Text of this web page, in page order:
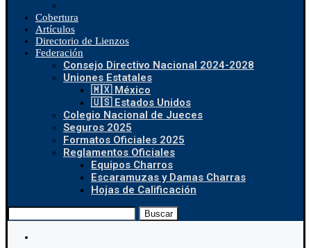
Cobertura
Artículos
Directorio de Lienzos
Federación
Consejo Directivo Nacional 2024-2028
Uniones Estatales
🇲🇽 México
🇺🇸 Estados Unidos
Colegio Nacional de Jueces
Seguros 2025
Formatos Oficiales 2025
Reglamentos Oficiales
Equipos Charros
Escaramuzas y Damas Charras
Hojas de Calificación
Buscar